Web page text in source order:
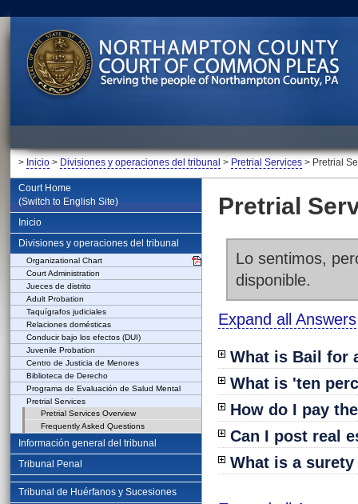
> Inicio > Divisiones y operaciones del tribunal > Pretrial Services > Pretrial
Court Home
(Switch to English Site)
Inicio
Divisiones y operaciones del tribunal
Organizational Chart
Court Administration
Jueces de distrito
Adult Probation
Taquígrafos judiciales
Relaciones domésticas
Conducir bajo los efectos (DUI)
Juvenile Probation
Centro de Justicia de Menores
Biblioteca de Derecho
Programa de Evaluación de Salud Mental
Pretrial Services
Pretrial Services Overview
Frequently Asked Questions
Información general del tribunal
Tribunal Penal
Tribunal de Huérfanos y Sucesiones
Pretrial
Lo sentimos,
disponible.
Expand all Answers
What is Bail for
What is 'ten
How do I pay
Can I post real
What is a surety